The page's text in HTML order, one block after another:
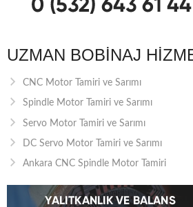
UZMAN BOBINAJ
CNC Motor Tamiri ve Sarımı
Spindle Motor Tamiri ve Sarımı
Servo Motor Tamiri ve Sarımı
DC Servo Motor Tamiri ve Sarımı
Ankara CNC Spindle Motor Tamiri